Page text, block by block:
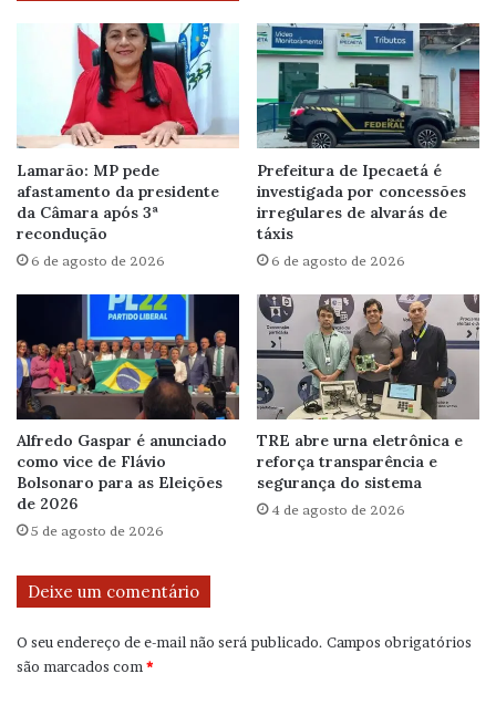
Lamarão: MP pede
afastamento da presidente
da Câmara após 3ª
recondução
6 de agosto de 2026
Prefeitura de Ipecaetá é
investigada por concessões
irregulares de alvarás de
táxis
6 de agosto de 2026
Alfredo Gaspar é anunciado
como vice de Flávio
Bolsonaro para as Eleições
de 2026
5 de agosto de 2026
TRE abre urna eletrônica e
reforça transparência e
segurança do sistema
4 de agosto de 2026
Deixe um comentário
O seu endereço de e-mail não será publicado. Campos obrigatórios
são marcados com*